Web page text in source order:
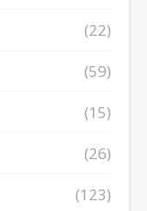
(22)
(59)
(15)
(26)
(123)